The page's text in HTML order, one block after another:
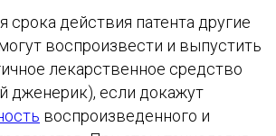
срока действия патента другие
воспроизвести и выпустить
лекарственное средство
дженерик), если докажут
воспроизведенного и